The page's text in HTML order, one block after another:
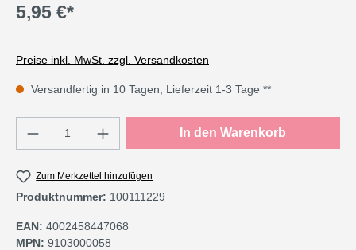
5,95 €*
Preise inkl. MwSt. zzgl. Versandkosten
Versandfertig in 10 Tagen, Lieferzeit 1-3 Tage **
Produkt Anzahl: Gib den gewünschten
In den Warenkorb
Zum Merkzettel hinzufügen
Produktnummer: 100111229
EAN: 4002458447068
MPN: 9103000058